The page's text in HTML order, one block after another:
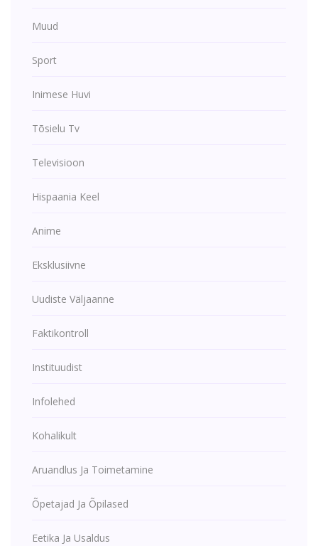
Muud
Sport
Inimese Huvi
Tõsielu Tv
Televisioon
Hispaania Keel
Anime
Eksklusiivne
Uudiste Väljaanne
Faktikontroll
Instituudist
Infolehed
Kohalikult
Aruandlus Ja Toimetamine
Õpetajad Ja Õpilased
Eetika Ja Usaldus